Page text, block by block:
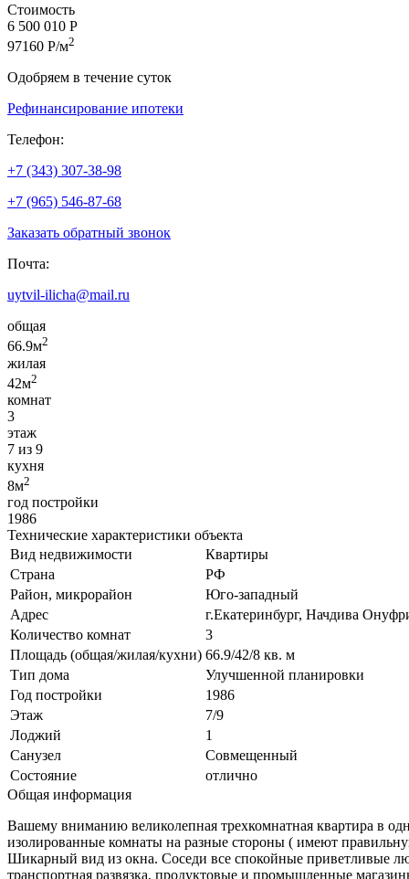
Стоимость
6 500 010 Р
97160 Р/м2
Одобряем в течение суток
Рефинансирование ипотеки
Телефон:
+7 (343) 307-38-98
+7 (965) 546-87-68
Заказать обратный звонок
Почта:
uytvil-ilicha@mail.ru
общая
66.9м2
жилая
42м2
комнат
3
этаж
7 из 9
кухня
8м2
год постройки
1986
Технические характеристики объекта
Вид недвижимости
Квартиры
Страна
РФ
Район, микрорайон
Юго-западный
Адрес
г.Екатеринбург, Начдива
Количество комнат
3
Площадь (общая/жилая/кухни) 66.9/42/8 кв. м
Тип дома
Улучшенной планировки
Год постройки
1986
Этаж
7/9
Лоджий
1
Санузел
Совмещенный
Состояние
отлично
Общая информация
Вашему вниманию великолепная трехкомнатная квартира в
изолированные комнаты на разные стороны ( имеют
Шикарный вид из окна. Соседи все спокойные приветливые
транспортная развязка, продуктовые и промышленные